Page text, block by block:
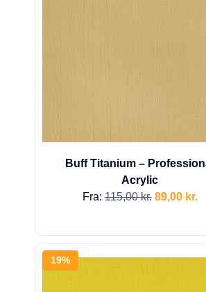
Buff Titanium –
Acrylic
Fra:115,00kr. 89,00 kr.
19%